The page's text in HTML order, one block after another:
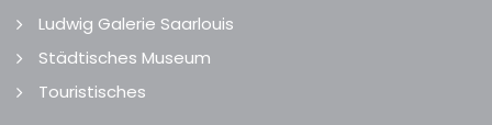
Ludwig Galerie Saarlouis
Städtisches Museum
Touristisches